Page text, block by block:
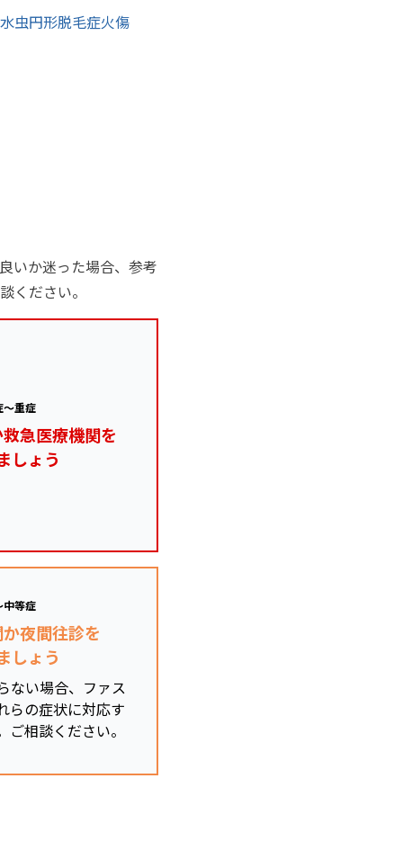
水虫円形脱毛症火傷
いか迷った場合、参考
ください。
～重症
急医療機関を
しょう
中等症
夜間往診を
しょう
ない場合、ファス
らの症状に対応す
ご相談ください。